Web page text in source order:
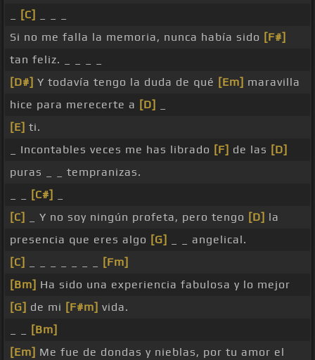
[C]
Si no me falla la memoria, nunca había sido [F#]
tan feliz. _ _ _ _
[D#] Y todavía tengo la duda de qué [Em] maravilla
hice para merecerte a [D]
[E] ti.
_ Incontables veces me has librado [F] de las [D]
puras _ _ tempranizas.
[C#]
[C]
_ Y no soy ningún profeta, pero tengo [D] la
presencia que eres algo [G]
_ _ angelical.
[C]
[Fm]
[Bm] Ha sido una experiencia fabulosa y lo mejor
[G] de mi [F#m] vida.
[Bm]
[Em] Me fue de dondas y nieblas, por tu amor el